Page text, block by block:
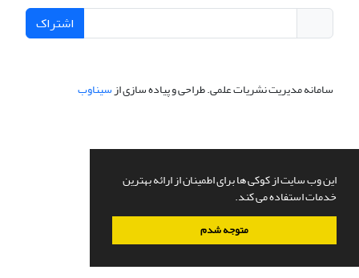
این وب سایت از کوکی ها برای اطمینان از ارائه بهترین
خدمات استفاده می کند.
متوجه شدم
اشتراک
سامانه مدیریت نشریات علمی.طراحی و پیاده سازی ازسیناوب